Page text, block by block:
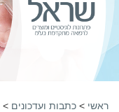
ראשי > כתבות ועדכונים >